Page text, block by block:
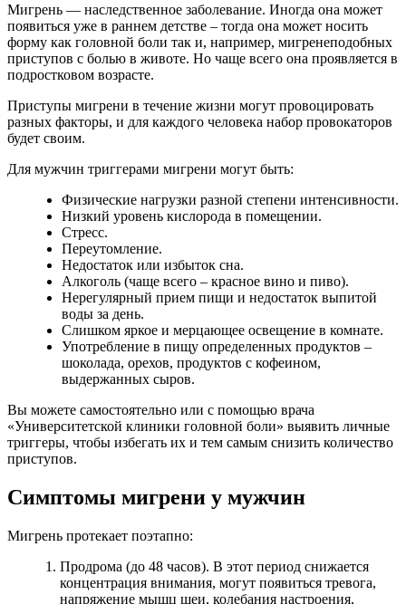
Мигрень — наследственное заболевание. Иногда она может
появиться уже в раннем детстве – тогда она может носить
форму как головной боли так и, например, мигренеподобных
приступов с болью в животе. Но чаще всего она проявляется в
подростковом возрасте.
Приступы мигрени в течение жизни могут провоцировать
разных факторы, и для каждого человека набор провокаторов
будет своим.
Для мужчин триггерами мигрени могут быть:
Физические нагрузки разной степени интенсивности.
Низкий уровень кислорода в помещении.
Стресс.
Переутомление.
Недостаток или избыток сна.
Алкоголь (чаще всего – красное вино и пиво).
Нерегулярный прием пищи и недостаток выпитой
воды за день.
Слишком яркое и мерцающее освещение в комнате.
Употребление в пищу определенных продуктов –
шоколада, орехов, продуктов с кофеином,
выдержанных сыров.
Вы можете самостоятельно или с помощью врача
«Университетской клиники головной боли» выявить личные
триггеры, чтобы избегать их и тем самым снизить количество
приступов.
Симптомы мигрени у мужчин
Мигрень протекает поэтапно:
Продрома (до 48 часов). В этот период снижается
концентрация внимания, могут появиться тревога,
напряжение мышц шеи, колебания настроения,